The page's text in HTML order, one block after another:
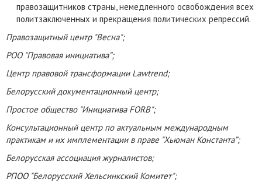
правозащитников страны, немедленного освобождения всех
политзаключенных и прекращения политических репрессий.
Правозащитный центр "Весна";
РОО "Правовая инициатива”;
Центр правовой трансформации Lawtrend;
Белорусский документационный центр;
Простое общество "Инициатива FORB";
Консультационный центр по актуальным международным
практикам и их имплементации в праве "Хьюман Константа”;
Белорусская ассоциация журналистов;
РПОО "Белорусский Хельсинкский Комитет";